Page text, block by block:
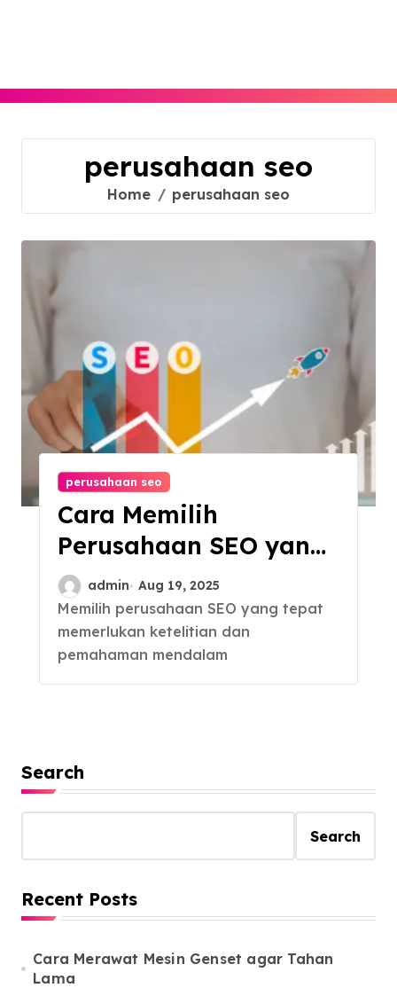
perusahaan seo
Home perusahaan seo
perusahaan seo
Cara Memilih
Perusahaan SEO yang
Tepat untuk
Pemasaran Online
Anda
admin Aug 19, 2025
Memilih perusahaan SEO yang tepat
memerlukan ketelitian dan
pemahaman mendalam
Search
Search
Recent Posts
Cara Merawat Mesin Genset agar Tahan
Lama